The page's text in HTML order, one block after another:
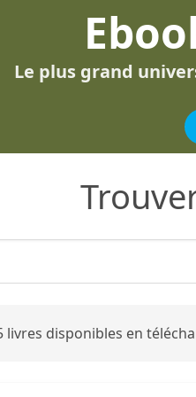
Le plus grand
livres disponibles en